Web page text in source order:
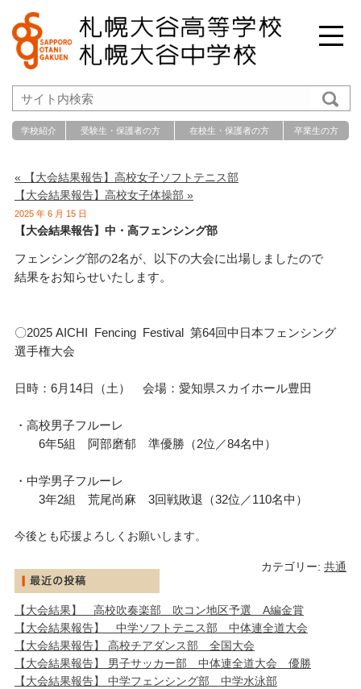
学校紹介 受験生・保護者の方 在校生・保護者の方 卒業生の方
« 【大会結果報告】高校女子ソフトテニス部
【大会結果報告】高校女子体操部 »
2025 年 6 月 15 日
【大会結果報告】中・高フェンシング部
フェンシング部の2名が、以下の大会に出場しましたので
結果をお知らせいたします。
〇2025 AICHI Fencing Festival 第64回中日本フェンシング
選手権大会
日時：6月14日（土） 会場：愛知県スカイホール豊田
・高校男子フルーレ
6年5組 阿部磨郁 準優勝（2位／84名中）
・中学男子フルーレ
3年2組 荒尾尚麻 3回戦敗退（32位／110名中）
今後とも応援よろしくお願いします。
カテゴリー:共通
【大会結果】 高校吹奏楽部 吹コン地区予選 A編金賞
【大会結果報告】 中学ソフトテニス部 中体連全道大会
【大会結果報告】 高校チアダンス部 全国大会
【大会結果報告】 男子サッカー部 中体連全道大会 優勝
【大会結果報告】 中学フェンシング部 中学水泳部